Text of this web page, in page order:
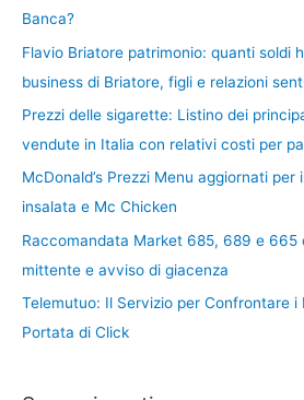
Banca?
Flavio Briatore patrimonio: quanti soldi
business di Briatore, figli e relazioni
Prezzi delle sigarette: Listino dei
vendute in Italia con relativi costi per
McDonald’s Prezzi Menu aggiornati
insalata e Mc Chicken
Raccomandata Market 685, 689 e 665
mittente e avviso di giacenza
Telemutuo: Il Servizio per Confrontare
Portata di Click